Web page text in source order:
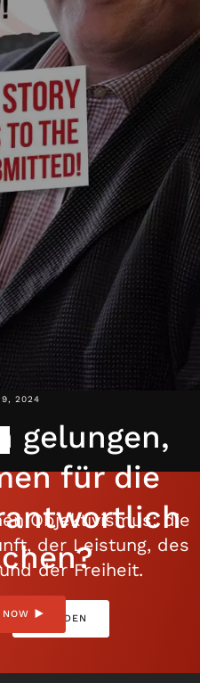
2024
gelungen,
für die
Objektivismus: die
der Leistung, des
der Freiheit.
SPENDEN